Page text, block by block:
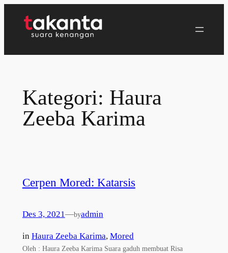
Kategori: Haura
Zeeba Karima
Cerpen Mored: Katarsis
Des 3, 2021—byadmin
in Haura Zeeba Karima, Mored
Oleh : Haura Zeeba Karima Suara gaduh membuat Risa